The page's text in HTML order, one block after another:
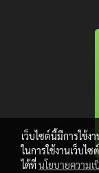
เว็บไซต์นี้มีการใช้
ในการใช้งานเว็บไ
ได้ที่นโยบายความ